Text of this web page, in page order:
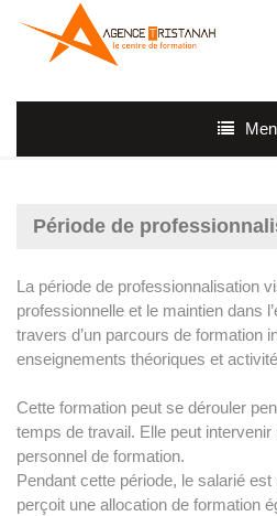
Période de
La période de professionnalisation
professionnelle et le maintien dans
travers d’un parcours de formation
enseignements théoriques et
Cette formation peut se dérouler
temps de travail. Elle peut
personnel de formation.
Pendant cette période, le salarié
perçoit une allocation de formation